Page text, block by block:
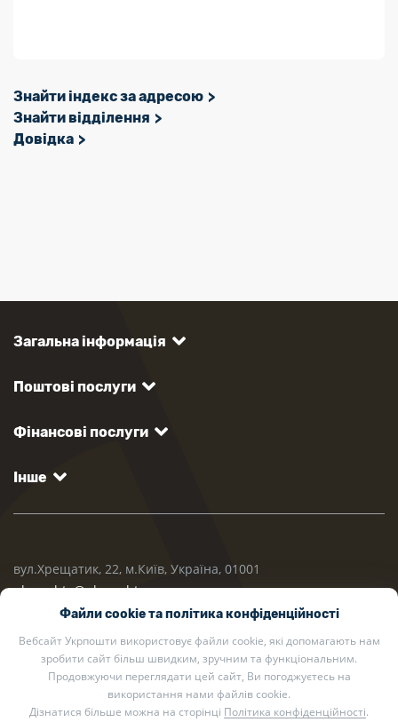
Знайти індекс за адресою
Знайти відділення
Довідка
Загальна інформація
Поштові послуги
Фінансові послуги
Інше
вул.Хрещатик, 22, м.Київ, Україна, 01001
ukrposhta@ukrposhta.ua
Файли cookie та політика конфіденційності
Вебсайт Укрпошти використовує файли cookie, які допомагають нам
зробити сайт більш швидким, зручним та функціональним.
Продовжуючи переглядати цей сайт, Ви погоджуєтесь на
використання нами файлів cookie.
Дізнатися більше можна на сторінці Політика конфіденційності.